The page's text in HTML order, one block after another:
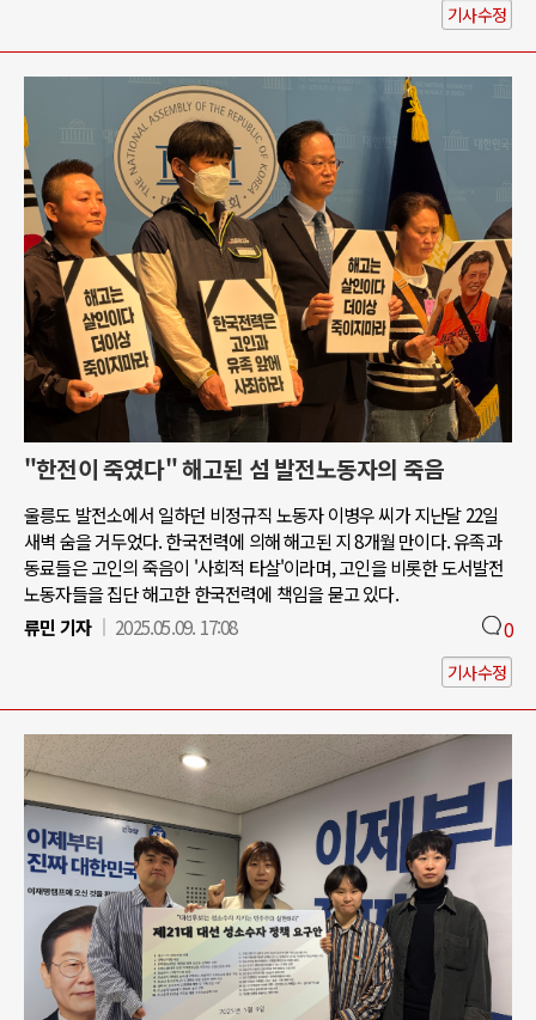
기사수정
"한전이 죽였다" 해고된 섬 발전노동자의 죽음
울릉도 발전소에서 일하던 비정규직 노동자 이병우 씨가 지난달 22일
새벽 숨을 거두었다. 한국전력에 의해 해고된 지 8개월 만이다. 유족과
동료들은 고인의 죽음이 '사회적 타살'이라며, 고인을 비롯한 도서발전
노동자들을 집단 해고한 한국전력에 책임을 묻고 있다.
류민 기자
2025.05.09. 17:08 0
기사수정